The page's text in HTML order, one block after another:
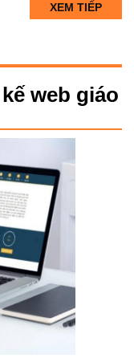
XEM TIẾP
web giáo